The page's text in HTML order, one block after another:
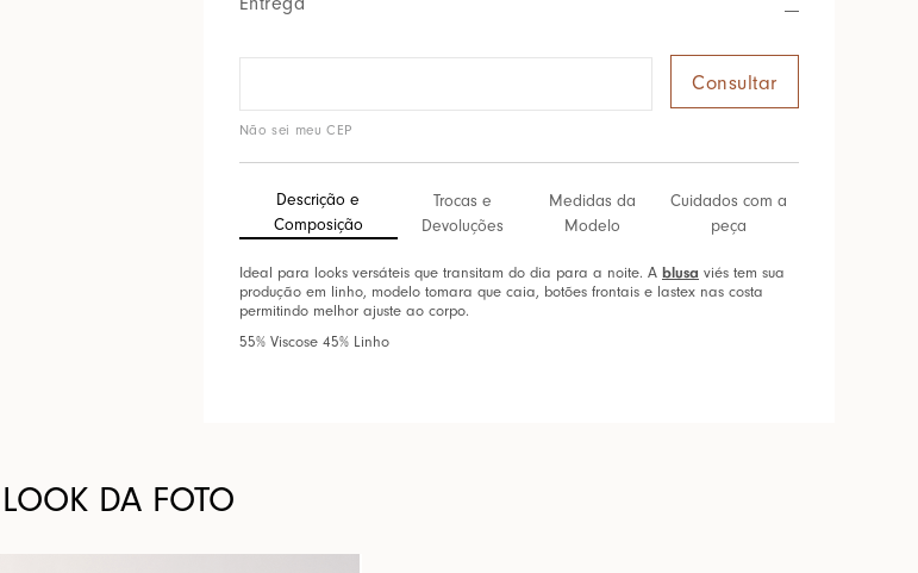
Não sei meu CEP
Descrição e
Composição
Trocas e
Devoluções
Medidas da
Modelo
Cuidados com a
peça
Ideal para looks versáteis que transitam do dia para a noite. A blusa viés tem sua
produção em linho, modelo tomara que caia, botões frontais e lastex nas costa
permitindo melhor ajuste ao corpo.
55% Viscose 45% Linho
LOOK DA FOTO